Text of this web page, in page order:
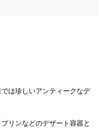
は珍しいアンティークなデ
リンなどのデザート容器と